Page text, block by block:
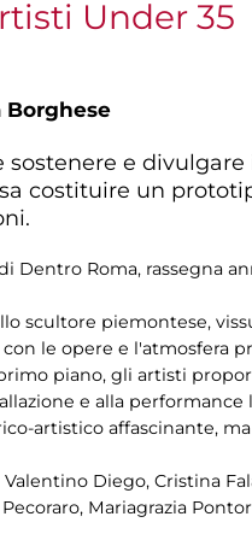
Under 35
Borghese
sostenere e
costituire un
Dentro Roma, rassegna
scultore piemontese,
le opere e l'atmosfera
piano, gli artisti
e alla
artistico affascinante,
Diego, Cristina
Mariagrazia